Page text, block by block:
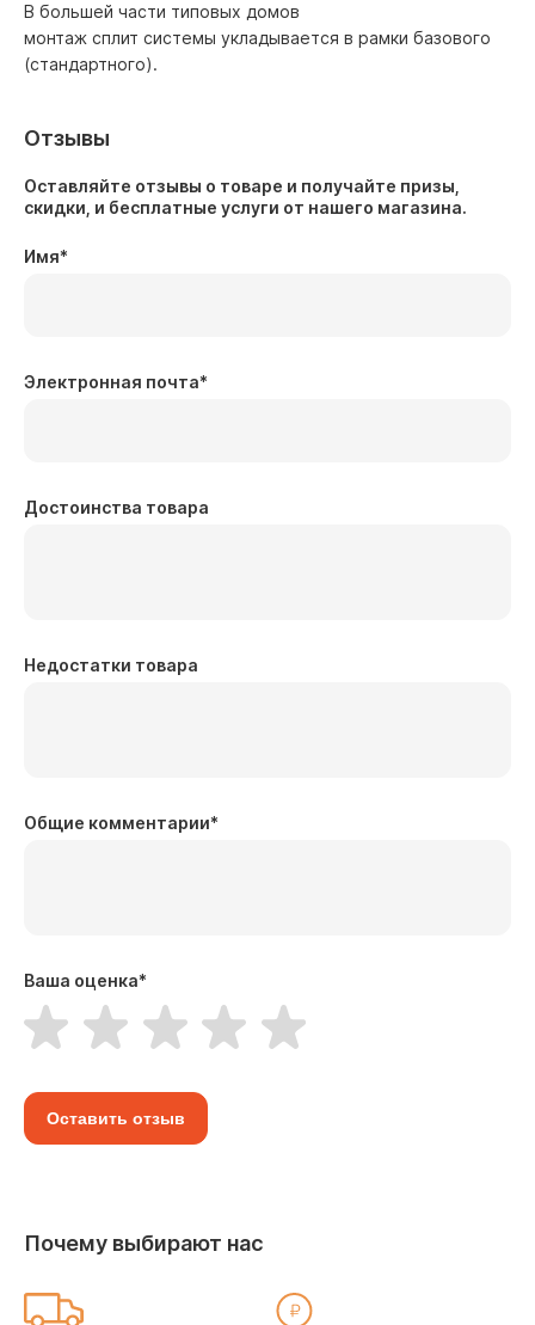
В большей части типовых домов
монтаж сплит системы укладывается в рамки базового
(стандартного).
Отзывы
Оставляйте отзывы о товаре и получайте призы,
скидки, и бесплатные услуги от нашего магазина.
Имя*
Электронная почта*
Достоинства товара
Недостатки товара
Общие комментарии*
Ваша оценка*
Оставить отзыв
Почему выбирают нас